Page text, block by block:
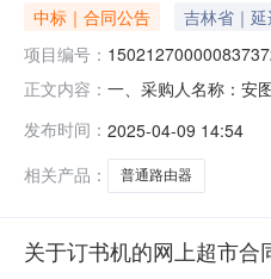
中标｜合同公告 吉林省｜
项目编号：
正文内容： 一、采购人名称：安
单位数量单价(元)总
发布时间： 2025-04-09 14:54
相关产品：
普通路由器
关于订书机的网上超市合